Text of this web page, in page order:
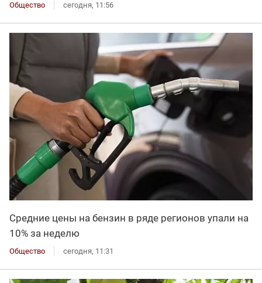
Общество сегодня, 11:56
Средние цены на бензин в ряде регионов упали на
10% за неделю
Общество сегодня, 11:31